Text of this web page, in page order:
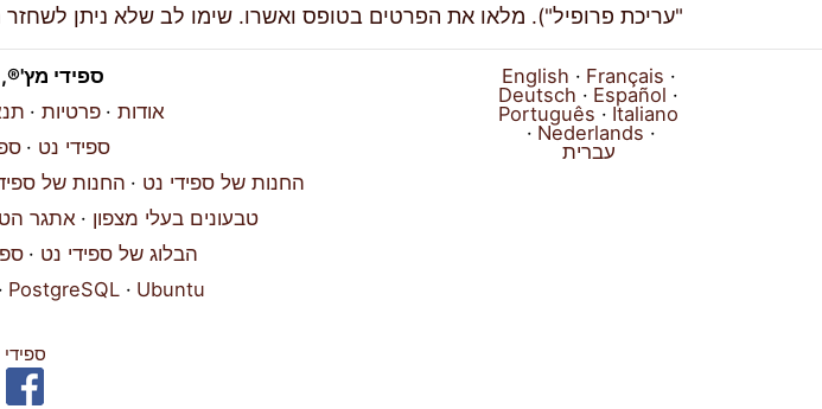
"עריכת פרופיל"). מלאו את הפרטים בטופס ואשרו. שימו לב שלא ניתן
English
Français
Deutsch
Español
Português
Italiano
Nederlands
עברית
ספידי מץ'®, 2026
אודות
פרטיות
ספידי נט
החנות של ספידי נט
החנות של
טבעונים בעלי מצפון
אתגר
הבלוג של ספידי נט
PostgreSQL Ubuntu
ספידי